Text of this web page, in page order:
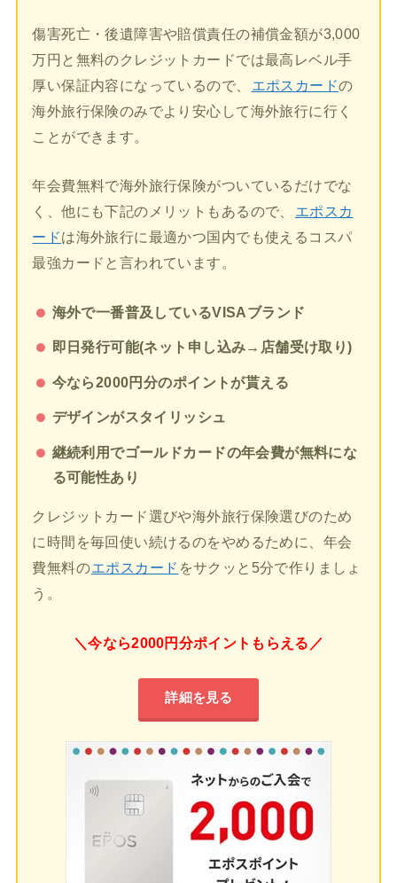
傷害死亡・後遺障害や賠償責任の補償金額が3,000
万円と無料のクレジットカードでは最高レベル手
厚い保証内容になっているので、
エポスカードの
海外旅行保険のみでより安心して海外旅行に行く
ことができます。
年会費無料で海外旅行保険がついているだけでな
く、他にも下記のメリットもあるので、
エポスカ
ードは海外旅行に最適かつ国内でも使えるコスパ
最強カードと言われています。
海外で一番普及しているVISAブランド
即日発行可能(ネット申し込み→店舗受け取り)
今なら2000円分のポイントが貰える
デザインがスタイリッシュ
継続利用でゴールドカードの年会費が無料にな
る可能性あり
クレジットカード選びや海外旅行保険選びのため
に時間を毎回使い続けるのをやめるために、年会
費無料のエポスカード をサクッと5分で作りましょ
う。
＼今なら2000円分ポイントもらえる／
詳細を見る